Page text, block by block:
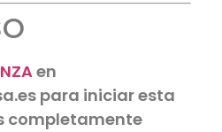
en
para iniciar esta
completamente